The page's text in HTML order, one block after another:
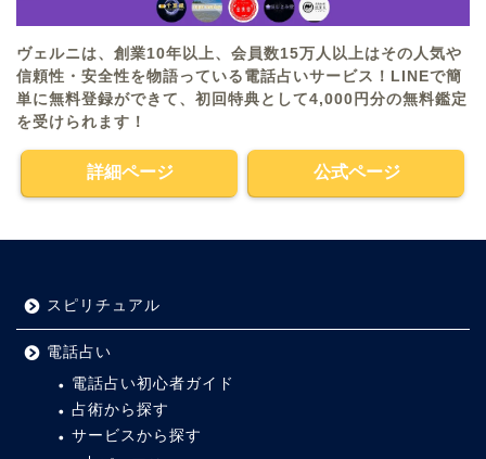
ヴェルニは、創業10年以上、会員数15万人以上はその人気や
信頼性・安全性を物語っている電話占いサービス！LINEで簡
単に無料登録ができて、初回特典として4,000円分の無料鑑定
を受けられます！
詳細ページ 公式ページ
スピリチュアル
電話占い
電話占い初心者ガイド
占術から探す
サービスから探す